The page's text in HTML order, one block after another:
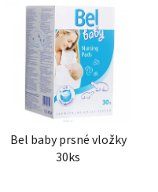
Bel baby prsné vložky
30ks